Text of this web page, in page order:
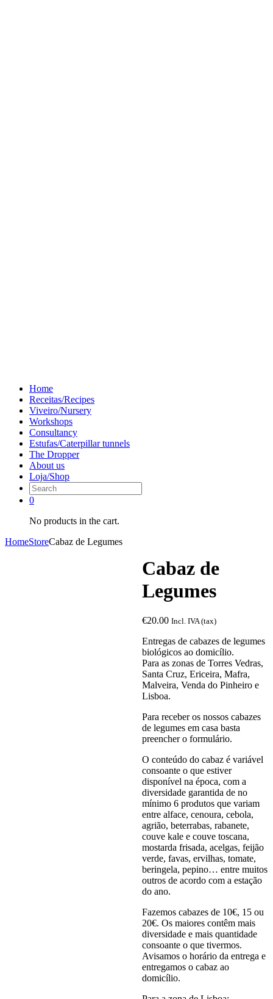
Home
Receitas/Recipes
Viveiro/Nursery
Workshops
Consultancy
Estufas/Caterpillar tunnels
The Dropper
About us
Loja/Shop
0
No products in the cart.
HomeStoreCabaz de Legumes
Cabaz de
Legumes
€20.00 Incl. IVA (tax)
Entregas de cabazes de legumes
biológicos ao domicílio.
Para as zonas de Torres Vedras,
Santa Cruz, Ericeira, Mafra,
Malveira, Venda do Pinheiro e
Lisboa.
Para receber os nossos cabazes
de legumes em casa basta
preencher o formulário.
O conteúdo do cabaz é variável
consoante o que estiver
disponível na época, com a
diversidade garantida de no
mínimo 6 produtos que variam
entre alface, cenoura, cebola,
agrião, beterrabas, rabanete,
couve kale e couve toscana,
mostarda frisada, acelgas, feijão
verde, favas, ervilhas, tomate,
beringela, pepino… entre muitos
outros de acordo com a estação
do ano.
Fazemos cabazes de 10€, 15 ou
20€. Os maiores contêm mais
diversidade e mais quantidade
consoante o que tivermos.
Avisamos o horário da entrega e
entregamos o cabaz ao
domicílio.